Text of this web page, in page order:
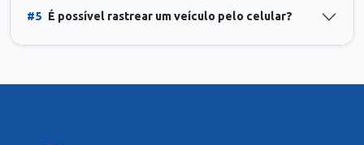
#5 É possível rastrear um veículo pelo celular?